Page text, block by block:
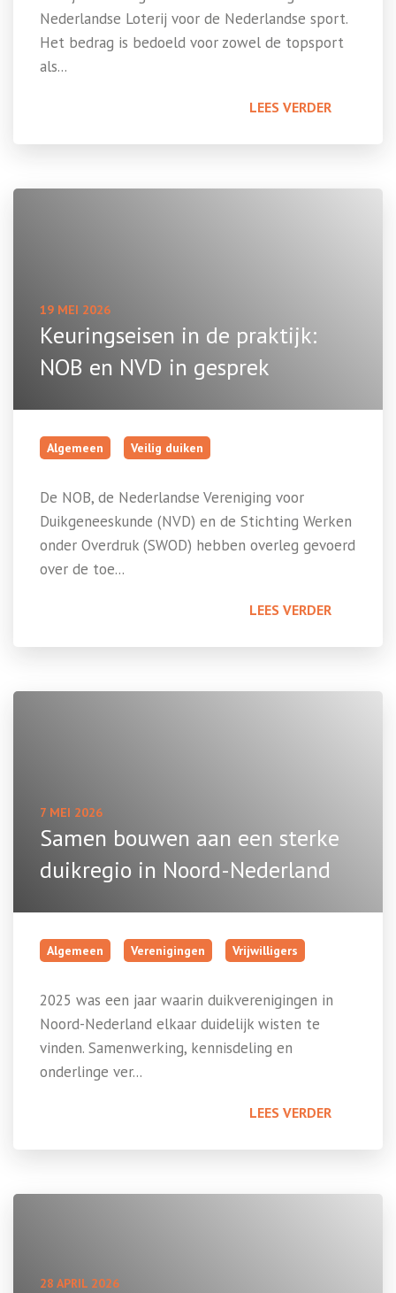
Nederlandse Loterij voor de Nederlandse sport.
Het bedrag is bedoeld voor zowel de topsport
als...
LEES VERDER
19 MEI 2026
Keuringseisen in de praktijk:
NOB en NVD in gesprek
Algemeen Veilig duiken
De NOB, de Nederlandse Vereniging voor
Duikgeneeskunde (NVD) en de Stichting Werken
onder Overdruk (SWOD) hebben overleg gevoerd
over de toe...
LEES VERDER
7 MEI 2026
Samen bouwen aan een sterke
duikregio in Noord-Nederland
Algemeen Verenigingen Vrijwilligers
2025 was een jaar waarin duikverenigingen in
Noord-Nederland elkaar duidelijk wisten te
vinden. Samenwerking, kennisdeling en
onderlinge ver...
LEES VERDER
28 APRIL 2026